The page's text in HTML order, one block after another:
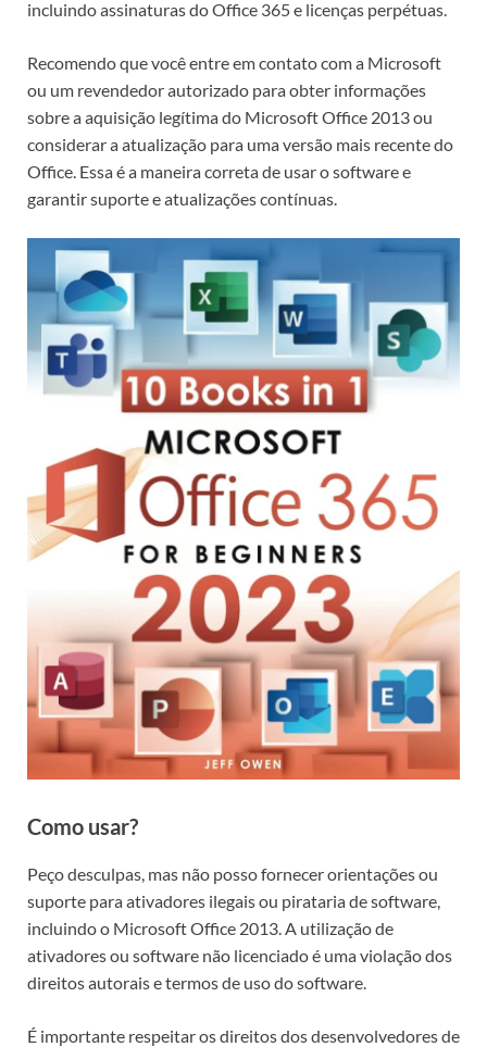
incluindo assinaturas do Office 365 e licenças perpétuas.
Recomendo que você entre em contato com a Microsoft
ou um revendedor autorizado para obter informações
sobre a aquisição legítima do Microsoft Office 2013 ou
considerar a atualização para uma versão mais recente do
Office. Essa é a maneira correta de usar o software e
garantir suporte e atualizações contínuas.
Como usar?
Peço desculpas, mas não posso fornecer orientações ou
suporte para ativadores ilegais ou pirataria de software,
incluindo o Microsoft Office 2013. A utilização de
ativadores ou software não licenciado é uma violação dos
direitos autorais e termos de uso do software.
É importante respeitar os direitos dos desenvolvedores de